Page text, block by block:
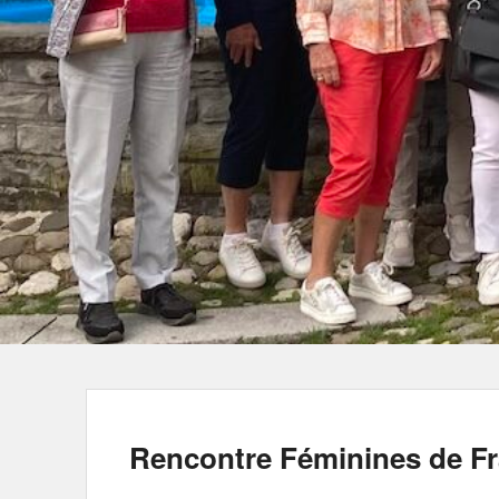
Rencontre Féminines de